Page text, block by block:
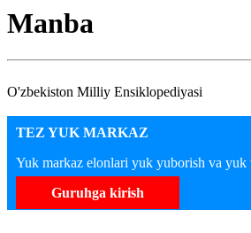
Manba
O'zbekiston Milliy Ensiklopediyasi
TEZ YUK MARKAZ
Yuk markaz elonlari yuk yuborish va yuk
Guruhga kirish